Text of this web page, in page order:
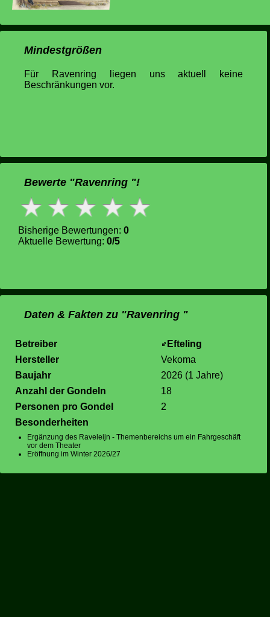
Mindestgrößen
Für Ravenring liegen uns aktuell keine
Beschränkungen vor.
Bewerte "Ravenring "!
Bisherige Bewertungen: 0
Aktuelle Bewertung: 0/5
Daten & Fakten zu "Ravenring "
Betreiber
Efteling
Hersteller
Vekoma
Baujahr
2026 (1 Jahre)
Anzahl der Gondeln
18
Personen pro Gondel
2
Besonderheiten
Ergänzung des Raveleijn - Themenbereichs um ein Fahrgeschäft
vor dem Theater
Eröffnung im Winter 2026/27